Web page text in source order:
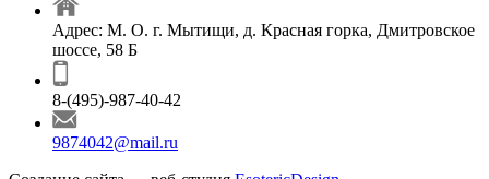
Адрес: М. О. г. Мытищи, д. Красная горка, Дмитровское
шоссе, 58 Б
8-(495)-987-40-42
9874042@mail.ru